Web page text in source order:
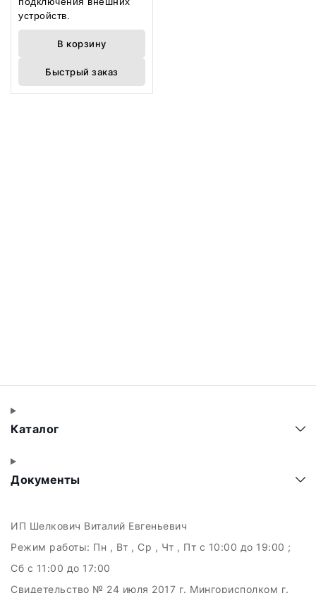
устройств.
В корзину
Быстрый заказ
Каталог
Документы
ИП Шелкович Виталий Евгеньевич
Режим работы: Пн , Вт , Ср , Чт , Пт c 10:00 до 19:00 ;
Сб c 11:00 до 17:00
Свидетельство № 24 июля 2017 г. Мингорисполком г.